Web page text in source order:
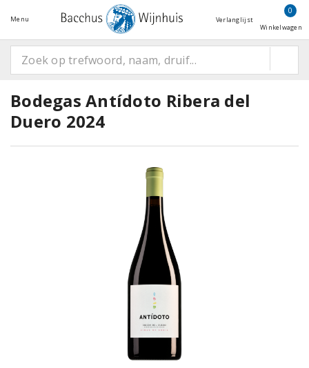
Menu Verlanglijst
0
Winkelwagen
Bodegas Antídoto Ribera del
Duero 2024